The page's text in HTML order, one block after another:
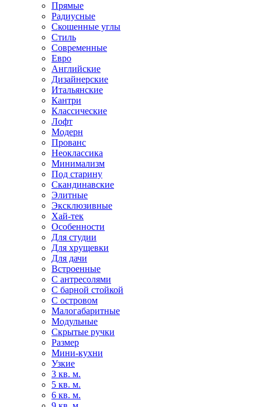
Прямые
Радиусные
Скошенные углы
Стиль
Современные
Евро
Английские
Дизайнерские
Итальянские
Кантри
Классические
Лофт
Модерн
Прованс
Неоклассика
Минимализм
Под старину
Скандинавские
Элитные
Эксклюзивные
Хай-тек
Особенности
Для студии
Для хрущевки
Для дачи
Встроенные
С антресолями
С барной стойкой
С островом
Малогабаритные
Модульные
Скрытые ручки
Размер
Мини-кухни
Узкие
3 кв. м.
5 кв. м.
6 кв. м.